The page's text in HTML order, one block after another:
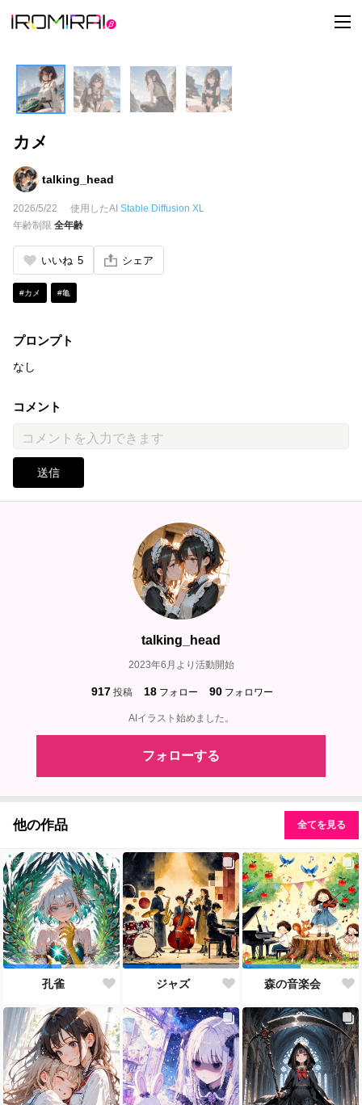
t
o
カメ
talking_head
2026/5/22 使用したAI Stable Diffusion XL
年齢制限 全年齢
いいね 5 シェア
#カメ #亀
プロンプト
なし
コメント
送信
talking_head
2023年6月より活動開始
917 投稿 18 フォロー 90 フォロワー
AIイラスト始めました。
フォローする
他の作品 全てを見る
孔雀 ジャズ 森の音楽会